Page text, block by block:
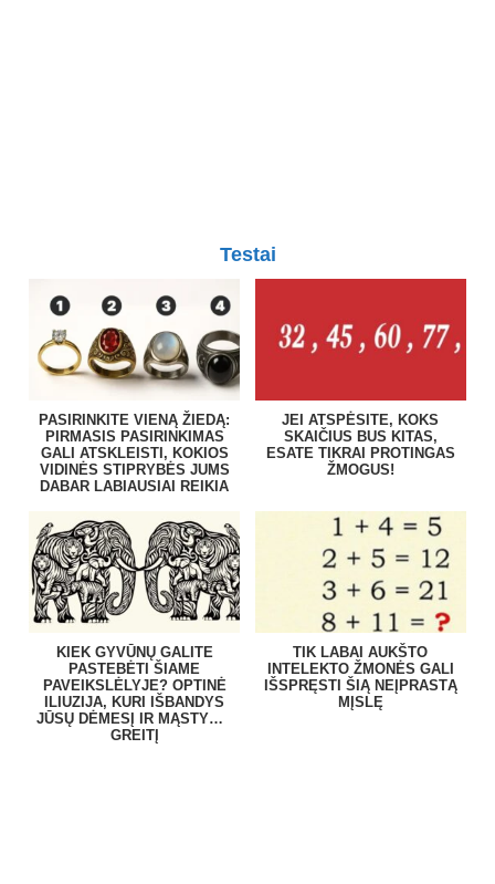
Testai
PASIRINKITE VIENĄ ŽIEDĄ:
PIRMASIS PASIRINKIMAS
GALI ATSKLEISTI, KOKIOS
VIDINĖS STIPRYBĖS JUMS
DABAR LABIAUSIAI REIKIA
JEI ATSPĖSITE, KOKS
SKAIČIUS BUS KITAS,
ESATE TIKRAI PROTINGAS
ŽMOGUS!
KIEK GYVŪNŲ GALITE
PASTEBĖTI ŠIAME
PAVEIKSLĖLYJE? OPTINĖ
ILIUZIJA, KURI IŠBANDYS
JŪSŲ DĖMESĮ IR MĄSTYMO
GREITĮ
TIK LABAI AUKŠTO
INTELEKTO ŽMONĖS GALI
IŠSPRĘSTI ŠIĄ NEĮPRASTĄ
MĮSLĘ